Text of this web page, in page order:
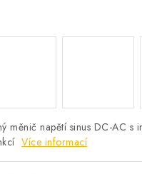
měnič napětí sinus DC-AC s
Více informací